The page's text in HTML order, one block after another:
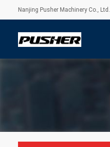
Nanjing Pusher Machinery Co., Ltd.